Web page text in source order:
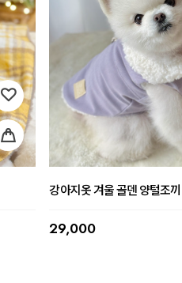
강아지옷 겨울 골덴 양털조
29,000